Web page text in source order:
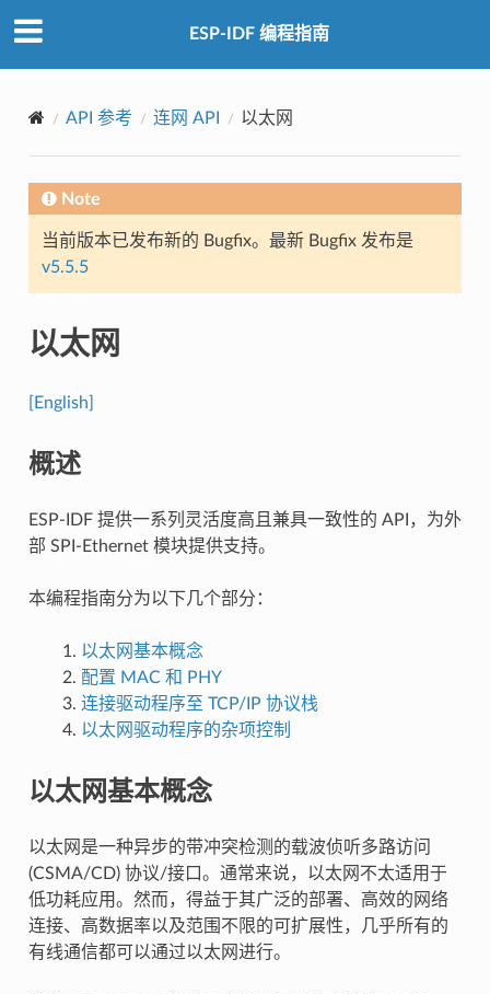
ESP-IDF 编程指南
API 参考 连网 API 以太网
Note
当前版本已发布新的 Bugfix。最新 Bugfix 发布是
v5.5.5
以太网
[English]
概述
ESP-IDF 提供一系列灵活度高且兼具一致性的 API，为外
部 SPI-Ethernet 模块提供支持。
本编程指南分为以下几个部分：
以太网基本概念
配置 MAC 和 PHY
连接驱动程序至 TCP/IP 协议栈
以太网驱动程序的杂项控制
以太网基本概念
以太网是一种异步的带冲突检测的载波侦听多路访问
(CSMA/CD) 协议/接口。通常来说，以太网不太适用于
低功耗应用。然而，得益于其广泛的部署、高效的网络
连接、高数据率以及范围不限的可扩展性，几乎所有的
有线通信都可以通过以太网进行。